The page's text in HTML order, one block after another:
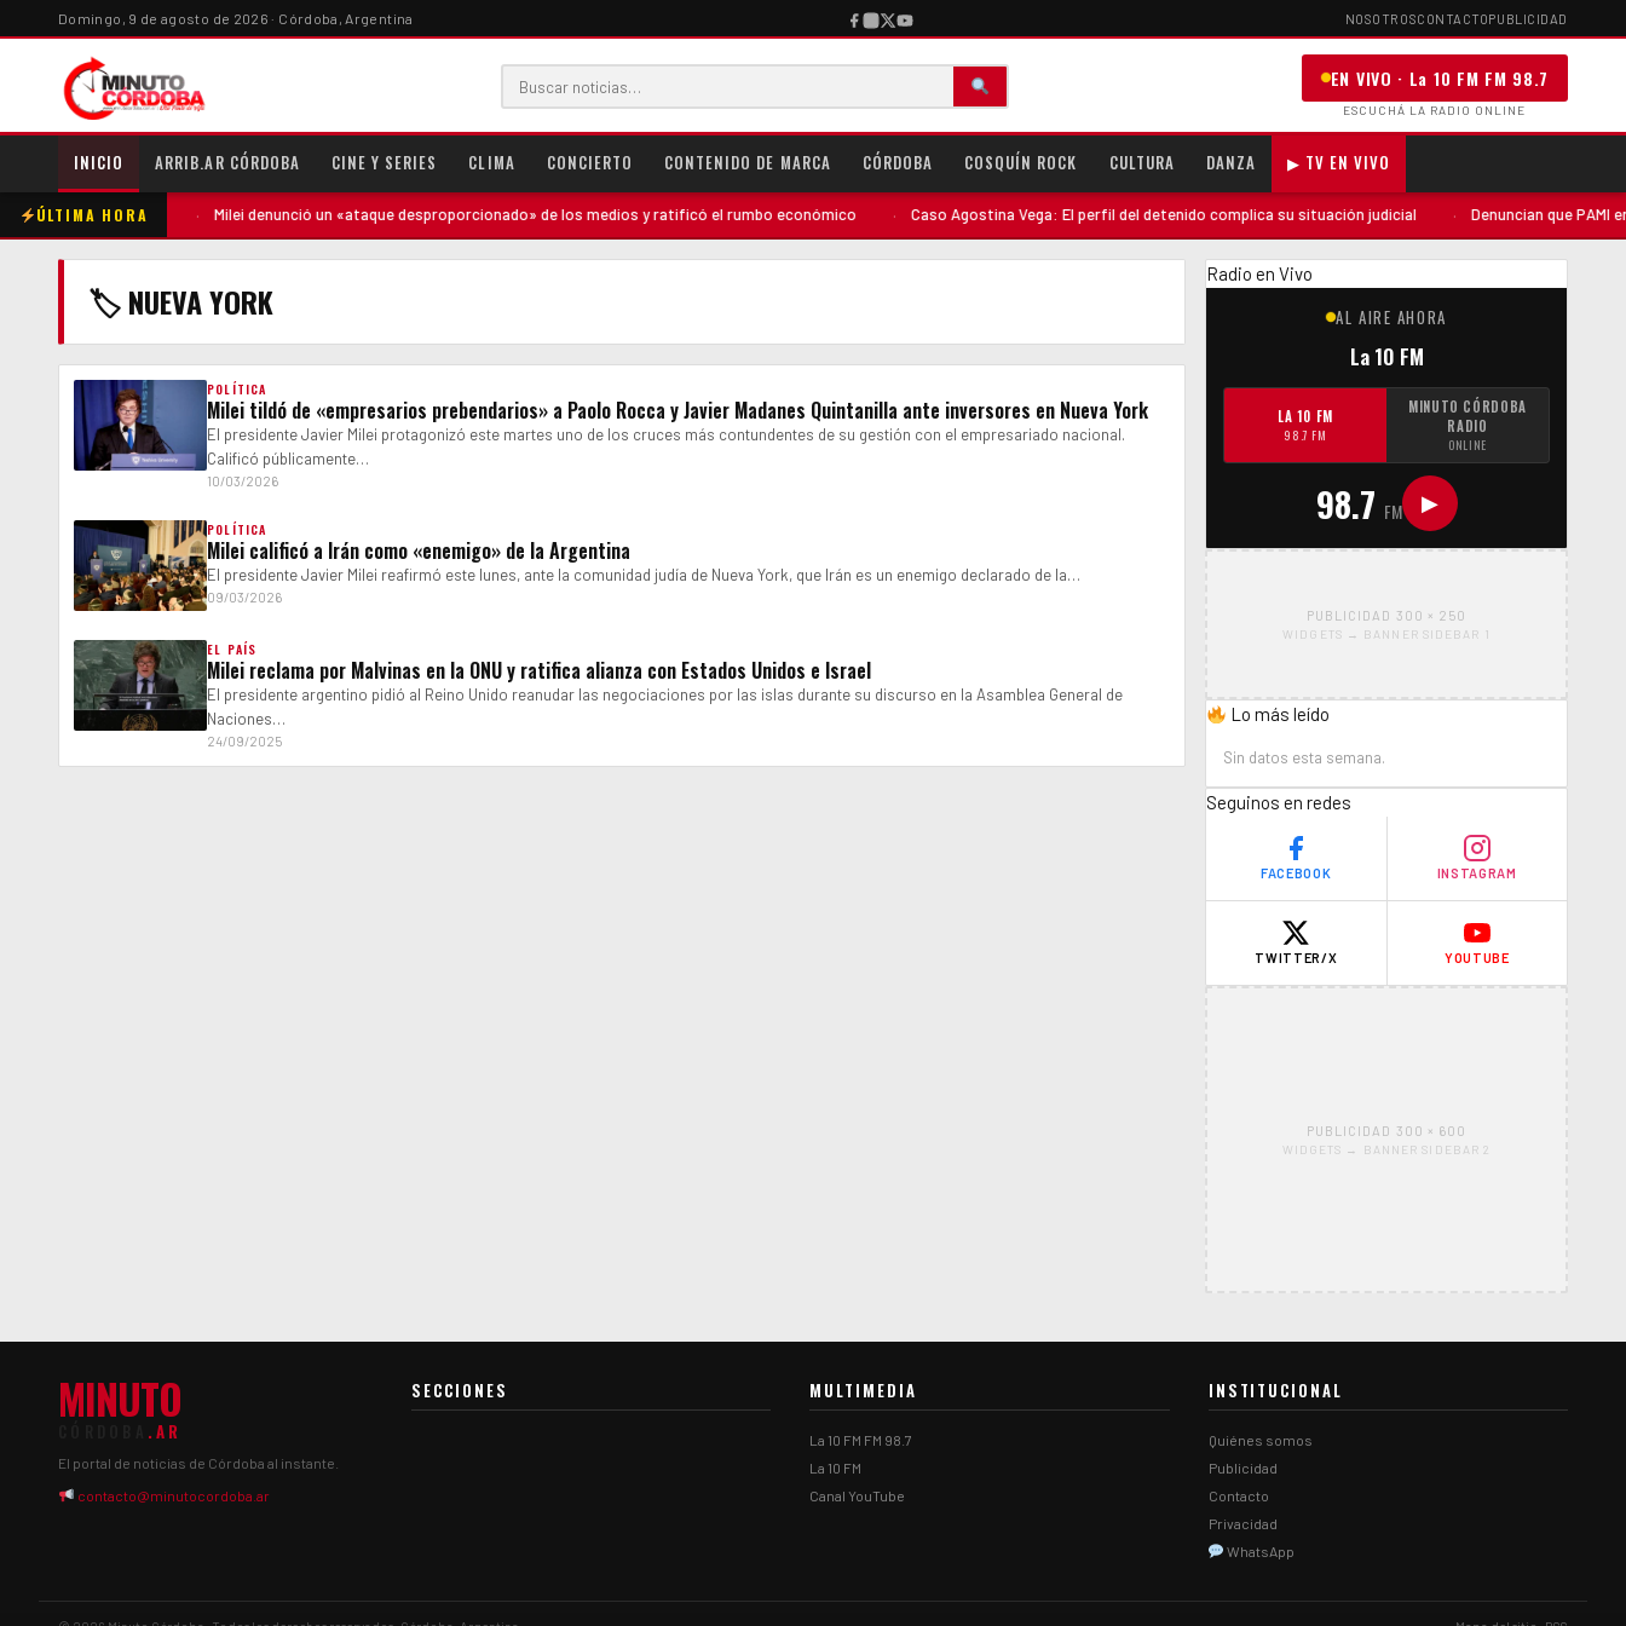
Domingo, 9 de agosto de 2026 · Córdoba, Argentina NOSOTROSCONTACTOPUBLICIDAD
EN VIVO · La 10 FM FM 98.7
ESCUCHÁ LA RADIO ONLINE
INICIO ARRIB.AR CÓRDOBA CINE Y SERIES CLIMA CONCIERTO CONTENIDO DE MARCA CÓRDOBA COSQUÍN ROCK CULTURA DANZA ▶ TV EN VIVO
ÚLTIMA HORA
contra la madre Milei denunció un «ataque desproporcionado» de los medios y ratificó el rumbo económico Caso Agostina Vega: El perfil del detenido complica su situación judicial Denuncian que PAMI
🏷 NUEVA YORK
POLÍTICA
Milei tildó de «empresarios prebendarios» a Paolo Rocca y Javier Madanes Quintanilla ante inversores en Nueva York
El presidente Javier Milei protagonizó este martes uno de los cruces más contundentes de su gestión con el empresariado nacional.
Calificó públicamente…
10/03/2026
POLÍTICA
Milei calificó a Irán como «enemigo» de la Argentina
El presidente Javier Milei reafirmó este lunes, ante la comunidad judía de Nueva York, que Irán es un enemigo declarado de la…
09/03/2026
EL PAÍS
Milei reclama por Malvinas en la ONU y ratifica alianza con Estados Unidos e Israel
El presidente argentino pidió al Reino Unido reanudar las negociaciones por las islas durante su discurso en la Asamblea General de
Naciones…
24/09/2025
Radio en Vivo
AL AIRE AHORA
La 10 FM
LA 10 FM
98.7 FM
MINUTO CÓRDOBA
RADIO
ONLINE
98.7 FM ▶
PUBLICIDAD 300 × 250
WIDGETS → BANNER SIDEBAR 1
Lo más leído
Sin datos esta semana.
Seguinos en redes
FACEBOOK INSTAGRAM
TWITTER/X YOUTUBE
PUBLICIDAD 300 × 600
WIDGETS → BANNER SIDEBAR 2
MINUTO
.AR
El portal de noticias de Córdoba al instante.
contacto@minutocordoba.ar
SECCIONES MULTIMEDIA
La 10 FM FM 98.7
La 10 FM
Canal YouTube
INSTITUCIONAL
Quiénes somos
Publicidad
Contacto
Privacidad
WhatsApp